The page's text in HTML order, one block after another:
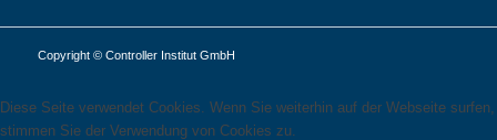
Copyright © Controller Institut GmbH
Diese Seite verwendet Cookies. Wenn Sie weiterhin auf der Webseite surfen,
stimmen Sie der Verwendung von Cookies zu.